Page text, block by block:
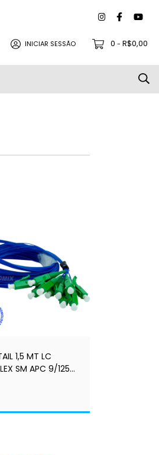
INICIAR SESSÃO 0 - R$0,00
e Devoluções
1,5 MT LC
SM APC 9/125